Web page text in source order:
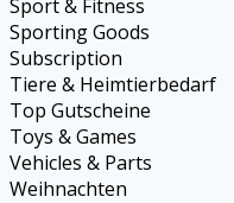
Sport & Fitness
Sporting Goods
Subscription
Tiere & Heimtierbedarf
Top Gutscheine
Toys & Games
Vehicles & Parts
Weihnachten